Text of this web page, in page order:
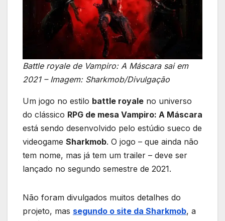
Battle royale de Vampiro: A Máscara sai em
2021 – Imagem: Sharkmob/Divulgação
Um jogo no estilo battle royale no universo
do clássico RPG de mesa Vampiro: A Máscara
está sendo desenvolvido pelo estúdio sueco de
videogame Sharkmob. O jogo – que ainda não
tem nome, mas já tem um trailer – deve ser
lançado no segundo semestre de 2021.
Não foram divulgados muitos detalhes do
projeto, mas segundo o site da Sharkmob, a